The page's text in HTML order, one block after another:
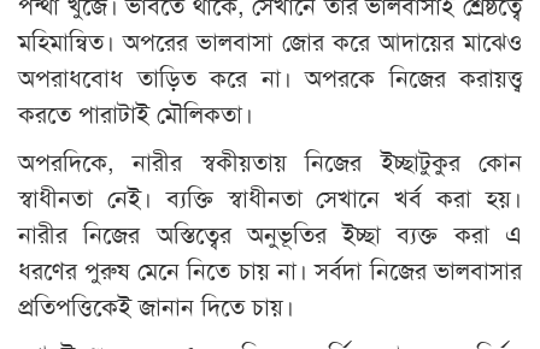
মহিমান্বিত। অপরের ভালবাসা জোর করে আদায়ের মাঝেও
অপরাধবোধ তাড়িত করে না। অপরকে নিজের করায়ত্ত্ব
করতে পারাটাই মৌলিকতা।
অপরদিকে, নারীর স্বকীয়তায় নিজের ইচ্ছাটুকুর কোন
স্বাধীনতা নেই। ব্যক্তি স্বাধীনতা সেখানে খর্ব করা হয়।
নারীর নিজের অস্তিত্বের অনুভূতির ইচ্ছা ব্যক্ত করা এ
ধরণের পুরুষ মেনে নিতে চায় না। সর্বদা নিজের ভালবাসার
প্রতিপত্তিকেই জানান দিতে চায়।